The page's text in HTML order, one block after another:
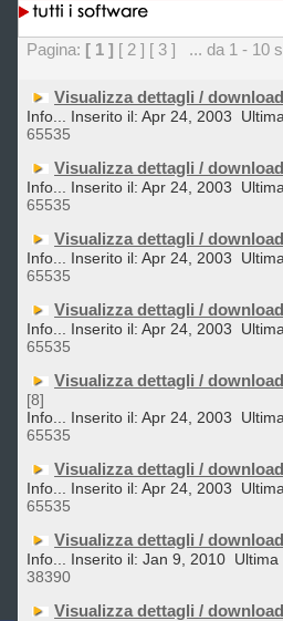
Pagina: [ 1 ] [ 2 ] [ 3 ] ... da 1 - 10
Visualizza dettagli /
Info... Inserito il: Apr 24, 2003
65535
Visualizza dettagli /
Info... Inserito il: Apr 24, 2003
65535
Visualizza dettagli /
Info... Inserito il: Apr 24, 2003
65535
Visualizza dettagli /
Info... Inserito il: Apr 24, 2003
65535
Visualizza dettagli /
[8]
Info... Inserito il: Apr 24, 2003
65535
Visualizza dettagli /
Info... Inserito il: Apr 24, 2003
65535
Visualizza dettagli /
Info... Inserito il: Jan 9, 2010
38390
Visualizza dettagli /